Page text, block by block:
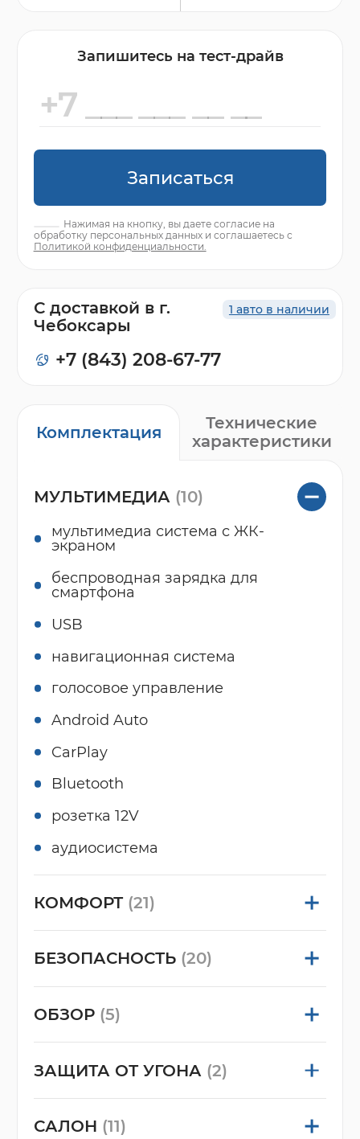
Запишитесь на тест-драйв
Записаться
Нажимая на кнопку, вы даете согласие на
обработку персональных данных и соглашаетесь с
Политикой конфиденциальности.
Комплектация
Технические
характеристики
МУЛЬТИМЕДИА (10)
мультимедиа система с ЖК-
экраном
беспроводная зарядка для
смартфона
USB
навигационная система
голосовое управление
Android Auto
CarPlay
Bluetooth
розетка 12V
аудиосистема
КОМФОРТ (21)
БЕЗОПАСНОСТЬ (20)
ОБЗОР (5)
ЗАЩИТА ОТ УГОНА (2)
САЛОН (11)
1 авто в наличии
С доставкой в г.
Чебоксары
+7 (843) 208-67-77